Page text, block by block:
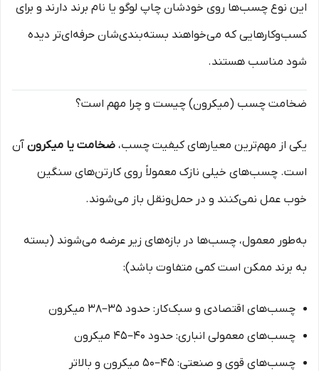
این نوع چسب‌ها روی خودشان چاپ لوگو یا نام برند دارند و برای
کسب‌وکارهایی که می‌خواهند بسته‌بندی‌شان حرفه‌ای‌تر دیده
شود مناسب هستند.
ضخامت چسب (میکرون) چیست و چرا مهم است؟
یکی از مهم‌ترین معیارهای کیفیت چسب، ضخامت یا میکرون آن
است. چسب‌های خیلی نازک معمولاً روی کارتن‌های سنگین
خوب عمل نمی‌کنند و در حمل‌ونقل باز می‌شوند.
به‌طور معمول، چسب‌ها در بازه‌های زیر عرضه می‌شوند (بسته
به برند ممکن است کمی متفاوت باشد):
چسب‌های اقتصادی و سبک‌کار: حدود ۳۵–۳۸ میکرون
چسب‌های معمولی انباری: حدود ۴۰–۴۵ میکرون
چسب‌های قوی و صنعتی: ۴۵–۵۰ میکرون و بالاتر